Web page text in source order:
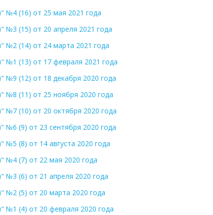
№4 (16) от 25 мая 2021 года
№3 (15) от 20 апреля 2021 года
№2 (14) от 24 марта 2021 года
№1 (13) от 17 февраля 2021 года
№9 (12) от 18 декабря 2020 года
№8 (11) от 25 ноября 2020 года
№7 (10) от 20 октября 2020 года
№6 (9) от 23 сентября 2020 года
(8) от 14 августа 2020 года
№4 (7) от 22 мая 2020 года
№3 (6) от 21 апреля 2020 года
№2 (5) от 20 марта 2020 года
№1 (4) от 20 февраля 2020 года